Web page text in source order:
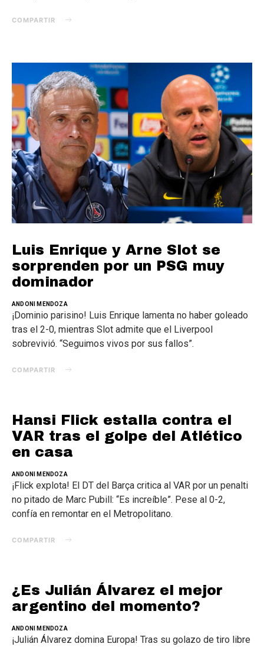
COMPARTIR
Luis Enrique y Arne Slot se
sorprenden por un PSG muy
dominador
ANDONI MENDOZA
¡Dominio parisino! Luis Enrique lamenta no haber goleado
tras el 2-0, mientras Slot admite que el Liverpool
sobrevivió. “Seguimos vivos por sus fallos”.
COMPARTIR
Hansi Flick estalla contra el
VAR tras el golpe del Atlético
en casa
ANDONI MENDOZA
¡Flick explota! El DT del Barça critica al VAR por un penalti
no pitado de Marc Pubill: “Es increíble”. Pese al 0-2,
confía en remontar en el Metropolitano.
COMPARTIR
¿Es Julián Álvarez el mejor
argentino del momento?
ANDONI MENDOZA
¡Julián Álvarez domina Europa! Tras su golazo de tiro libre